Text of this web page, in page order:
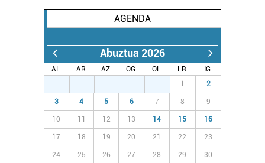
AGENDA
Abuztua 2026
AL. AR. AZ. OG. OL. LR.
IG.
1 2
3 4 5 6 7 8 9
10 11 12 13 14 15 16
17 18 19 20 21 22 23
24 25 26 27 28 29 30